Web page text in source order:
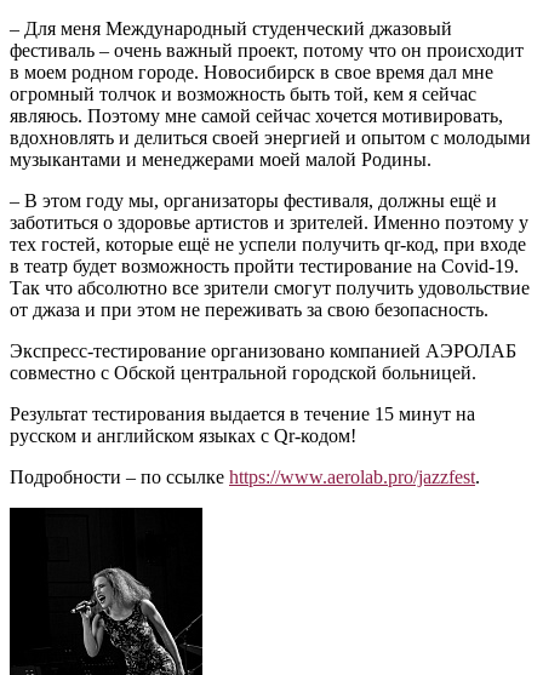
– Для меня Международный студенческий джазовый
фестиваль – очень важный проект, потому что он происходит
в моем родном городе. Новосибирск в свое время дал мне
огромный толчок и возможность быть той, кем я сейчас
являюсь. Поэтому мне самой сейчас хочется мотивировать,
вдохновлять и делиться своей энергией и опытом с молодыми
музыкантами и менеджерами моей малой Родины.
– В этом году мы, организаторы фестиваля, должны ещё и
заботиться о здоровье артистов и зрителей. Именно поэтому у
тех гостей, которые ещё не успели получить qr-код, при входе
в театр будет возможность пройти тестирование на Covid-19.
Так что абсолютно все зрители смогут получить удовольствие
от джаза и при этом не переживать за свою безопасность.
Экспресс-тестирование организовано компанией АЭРОЛАБ
совместно с Обской центральной городской больницей.
Результат тестирования выдается в течение 15 минут на
русском и английском языках с Qr-кодом!
Подробности – по ссылке https://www.aerolab.pro/jazzfest.